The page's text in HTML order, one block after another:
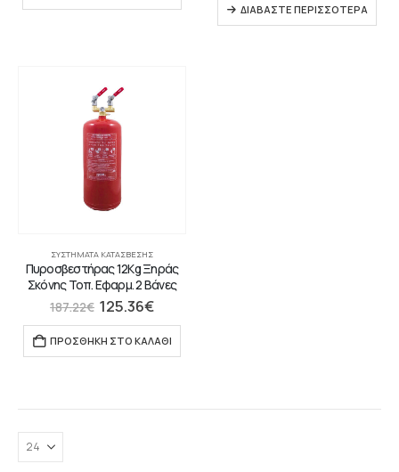
ΔΙΑΒΆΣΤΕ ΠΕΡΙΣΣΌΤΕΡΑ
ΣΥΣΤΉΜΑΤΑ ΚΑΤΆΣΒΕΣΗΣ
Πυροσβεστήρας 12Kg Ξηράς
Σκόνης Τοπ. Εφαρμ. 2 Βάνες
187.22€ 125.36€
ΠΡΟΣΘΉΚΗ ΣΤΟ ΚΑΛΆΘΙ